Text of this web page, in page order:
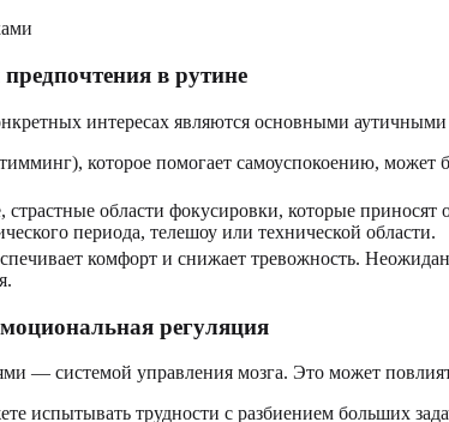
в рутине
интересах являются основными
которое помогает самоуспокоению,
страстные области фокусировки, которые
периода, телешоу или технической области.
комфорт и снижает тревожность.
регуляция
— системой управления мозга. Это может
испытывать трудности с разбиением больших